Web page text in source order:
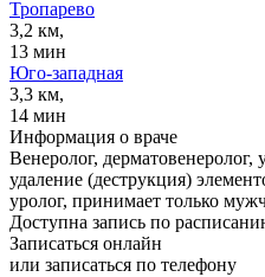
Тропарево
3,2 км,
13 мин
Юго-западная
3,3 км,
14 мин
Информация о враче
Венеролог,
удаление (деструкция)
уролог, принимает только
Доступна запись по
Записаться онлайн
или записаться по телефону